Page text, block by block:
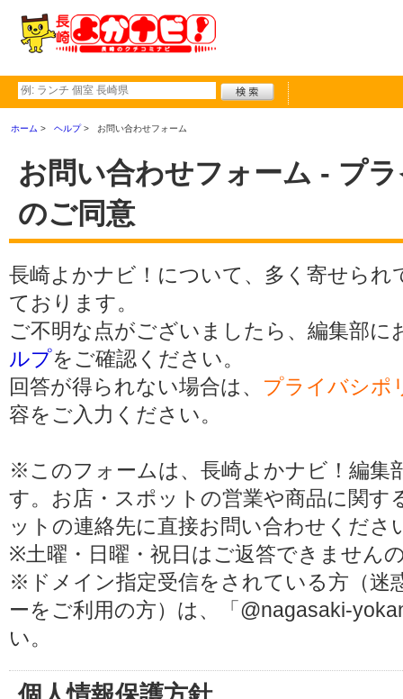
ホーム ヘルプ お問い合わせフォーム
お問い合わせフォーム - プ
のご同意
長崎よかナビ！について、多く寄せられ
ております。
ご不明な点がございましたら、編集部
ルプをご確認ください。
回答が得られない場合は、 プライバシポ
容をご入力ください。
※このフォームは、長崎よかナビ！編集
す。お店・スポットの営業や商品に関す
ットの連絡先に直接お問い合わせくださ
※土曜・日曜・祝日はご返答できません
※ドメイン指定受信をされている方（迷
ーをご利用の方）は、「@nagasaki-
い。